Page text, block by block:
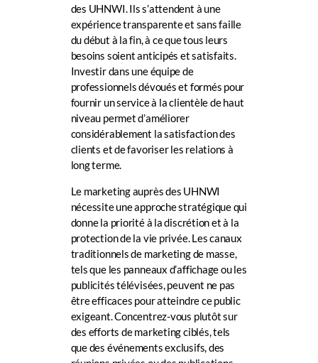
des UHNWI. Ils s’attendent à une
expérience transparente et sans faille
du début à la fin, à ce que tous leurs
besoins soient anticipés et satisfaits.
Investir dans une équipe de
professionnels dévoués et formés pour
fournir un service à la clientèle de haut
niveau permet d’améliorer
considérablement la satisfaction des
clients et de favoriser les relations à
long terme.
Le marketing auprès des UHNWI
nécessite une approche stratégique qui
donne la priorité à la discrétion et à la
protection de la vie privée. Les canaux
traditionnels de marketing de masse,
tels que les panneaux d’affichage ou les
publicités télévisées, peuvent ne pas
être efficaces pour atteindre ce public
exigeant. Concentrez-vous plutôt sur
des efforts de marketing ciblés, tels
que des événements exclusifs, des